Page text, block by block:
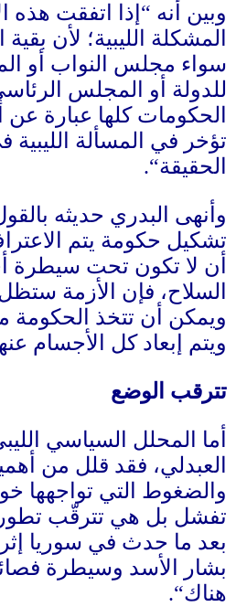
وبين أنه “ إذا اتفقت هذه
المشكلة الليبية؛ لأن
سواء مجلس النواب أو
للدولة أو المجلس
الحكومات كلها عبارة عن
تؤخر في المسألة
الحقيقة“.
وأنهى البدري حديثه
تشكيل حكومة يتم
أن لا تكون تحت
السلاح، فإن الأزمة
ويمكن أن تتخذ الحكومة
ويتم إبعاد كل الأجسام
تترقب الوضع
أما المحلل السياسي
العبدلي، فقد قلل من
والضغوط التي تواجهها
تفشل بل هي تترقّب
بعد ما حدث في سوريا
بشار الأسد وسيطرة
هناك“.